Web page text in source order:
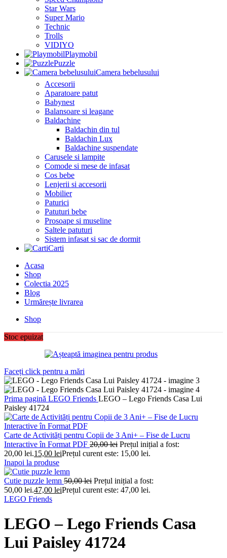
Star Wars
Super Mario
Technic
Trolls
VIDIYO
Playmobil
Puzzle
Camera bebelusului
Accesorii
Aparatoare patut
Babynest
Balansoare si leagane
Baldachine
Baldachin din tul
Baldachin Lux
Baldachine suspendate
Carusele si lampite
Comode si mese de infasat
Cos bebe
Lenjerii si accesorii
Mobilier
Paturici
Patuturi bebe
Prosoape si museline
Saltele patuturi
Sistem infasat si sac de dormit
Carti
Acasa
Shop
Colectia 2025
Blog
Urmărește livrarea
Shop
Stoc epuizat
Faceți click pentru a mări
Prima pagină LEGO Friends LEGO – Lego Friends Casa Lui
Paisley 41724
Carte de Activități pentru Copii de 3 Ani+ – Fise de Lucru
Interactive în Format PDF 20,00lei Prețul inițial a fost:
20,00 lei.15,00 leiPrețul curent este: 15,00 lei.
Inapoi la produse
Cutie puzzle lemn 50,00lei Prețul inițial a fost:
50,00 lei.47,00 leiPrețul curent este: 47,00 lei.
LEGO Friends
LEGO – Lego Friends Casa
Lui Paisley 41724